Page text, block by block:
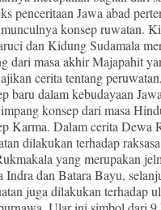
penceritaan Jawa abad
konsep ruwatan.
dan Kidung Sudamala
dari masa akhir Majapahit
cerita tentang
baru dalam kebudayaan
konsep dari masa
Karma. Dalam cerita Dewa
dilakukan terhadap
yang merupakan
Indra dan Batara Bayu,
juga dilakukan terhadap